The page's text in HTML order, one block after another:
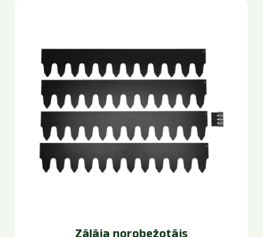
Zālāja norobežotājs